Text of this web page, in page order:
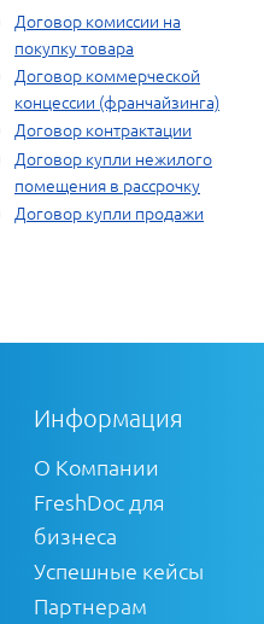
Договор комиссии на
покупку товара
Договор коммерческой
концессии (франчайзинга)
Договор контрактации
Договор купли нежилого
помещения в рассрочку
Договор купли продажи
Информация
О Компании
FreshDoc для
бизнеса
Успешные кейсы
Партнерам